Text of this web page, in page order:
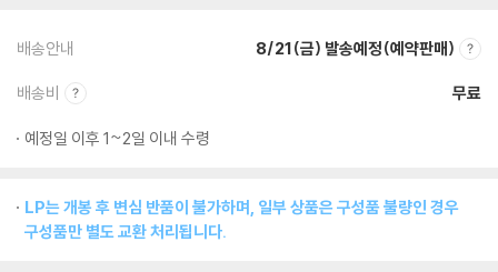
배송안내 8/21(금) 발송예정(예약판매)
배송비 무료
예정일 이후 1~2일 이내 수령
LP는 개봉 후 변심 반품이 불가하며, 일부 상품은 구성품 불량인 경우
구성품만 별도 교환 처리됩니다.